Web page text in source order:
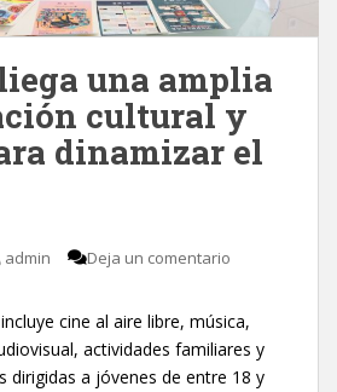
una amplia
cultural y
dinamizar el
admin Deja un comentario
cine al aire libre, música,
actividades familiares y
dirigidas a jóvenes de entre 18 y